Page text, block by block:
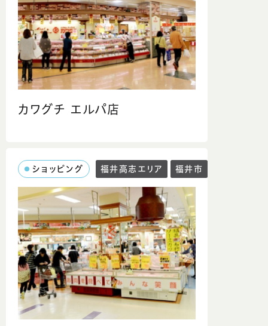
カワグチ エルパ店
ショッピング 福井高志エリア 福井市